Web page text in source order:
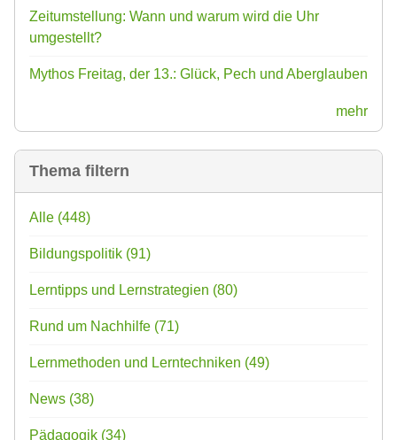
Zeitumstellung: Wann und warum wird die Uhr
umgestellt?
Mythos Freitag, der 13.: Glück, Pech und Aberglauben
mehr
Thema filtern
Alle (448)
Bildungspolitik (91)
Lerntipps und Lernstrategien (80)
Rund um Nachhilfe (71)
Lernmethoden und Lerntechniken (49)
News (38)
Pädagogik (34)